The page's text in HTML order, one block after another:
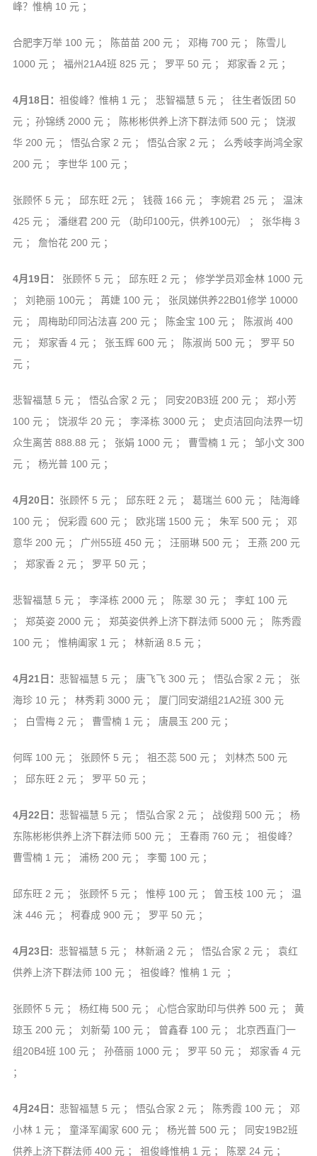
峰？惟柟 10 元 ；
合肥李万举 100 元 ； 陈苗苗 200 元 ； 邓梅 700 元 ； 陈雪儿
1000 元 ； 福州21A4班 825 元 ； 罗平 50 元 ； 郑家香 2 元 ；
4月18日： 祖俊峰？惟柟 1 元 ； 悲智福慧 5 元 ； 往生者饭团 50
元 ；孙锦绣 2000 元 ； 陈彬彬供养上济下群法师 500 元 ； 饶淑
华 200 元 ； 悟弘合家 2 元 ； 悟弘合家 2 元 ； 么秀岐李尚鸿全家
200 元 ； 李世华 100 元 ；
张顾怀 5 元 ； 邱东旺 2元 ； 钱薇 166 元 ； 李婉君 25 元 ； 温沫
425 元 ； 潘继君 200 元 （助印100元，供养100元） ； 张华梅 3
元 ； 詹怡花 200 元 ；
4月19日： 张顾怀 5 元 ； 邱东旺 2 元 ； 修学学员邓金林 1000 元
； 刘艳丽 100元 ； 苒婕 100 元 ； 张凤娣供养22B01修学 10000
元 ； 周梅助印同沾法喜 200 元 ； 陈金宝 100 元 ； 陈淑尚 400
元 ； 郑家香 4 元 ； 张玉辉 600 元 ； 陈淑尚 500 元 ； 罗平 50
元 ；
悲智福慧 5 元 ； 悟弘合家 2 元 ； 同安20B3班 200 元 ； 郑小芳
100 元 ； 饶淑华 20 元 ； 李泽栋 3000 元 ； 史贞洁回向法界一切
众生离苦 888.88 元 ； 张娟 1000 元 ； 曹雪楠 1 元 ； 邹小文 300
元 ； 杨光普 100 元 ；
4月20日： 张顾怀 5 元 ； 邱东旺 2 元 ； 葛瑞兰 600 元 ； 陆海峰
100 元 ； 倪彩霞 600 元 ； 欧兆瑞 1500 元 ； 朱军 500 元 ； 邓
意华 200 元 ； 广州55班 450 元 ； 汪丽琳 500 元 ； 王燕 200 元
； 郑家香 2 元 ； 罗平 50 元 ；
悲智福慧 5 元 ； 李泽栋 2000 元 ； 陈翠 30 元 ； 李虹 100 元
； 郑英姿 2000 元 ； 郑英姿供养上济下群法师 5000 元 ； 陈秀霞
100 元 ； 惟柟阖家 1 元 ； 林新涵 8.5 元 ；
4月21日： 悲智福慧 5 元 ； 唐飞飞 300 元 ； 悟弘合家 2 元 ； 张
海珍 10 元 ； 林秀莉 3000 元 ； 厦门同安湖组21A2班 300 元
； 白雪梅 2 元 ； 曹雪楠 1 元 ； 唐晨玉 200 元 ；
何晖 100 元 ； 张顾怀 5 元 ； 祖丕蕊 500 元 ； 刘林杰 500 元
； 邱东旺 2 元 ； 罗平 50 元 ；
4月22日： 悲智福慧 5 元 ； 悟弘合家 2 元 ； 战俊翔 500 元 ； 杨
东陈彬彬供养上济下群法师 500 元 ； 王春雨 760 元 ； 祖俊峰？
曹雪楠 1 元 ； 浦杨 200 元 ； 李蜀 100 元 ；
邱东旺 2 元 ； 张顾怀 5 元 ； 惟楟 100 元 ； 曾玉枝 100 元 ； 温
沫 446 元 ； 柯春成 900 元 ； 罗平 50 元 ；
4月23日:
悲智福慧 5 元 ； 林新涵 2 元 ； 悟弘合家 2 元 ； 袁红
供养上济下群法师 100 元 ； 祖俊峰？惟柟 1 元 ；
张顾怀 5 元 ； 杨红梅 500 元 ； 心恺合家助印与供养 500 元 ； 黄
琼玉 200 元 ； 刘新菊 100 元 ； 曾鑫春 100 元 ； 北京西直门一
组20B4班 100 元 ； 孙蓓丽 1000 元 ； 罗平 50 元 ； 郑家香 4 元
；
4月24日： 悲智福慧 5 元 ； 悟弘合家 2 元 ； 陈秀霞 100 元 ； 邓
小林 1 元 ； 童泽军阖家 600 元 ； 杨光普 500 元 ； 同安19B2班
供养上济下群法师 400 元 ； 祖俊峰惟柟 1 元 ； 陈翠 24 元 ；